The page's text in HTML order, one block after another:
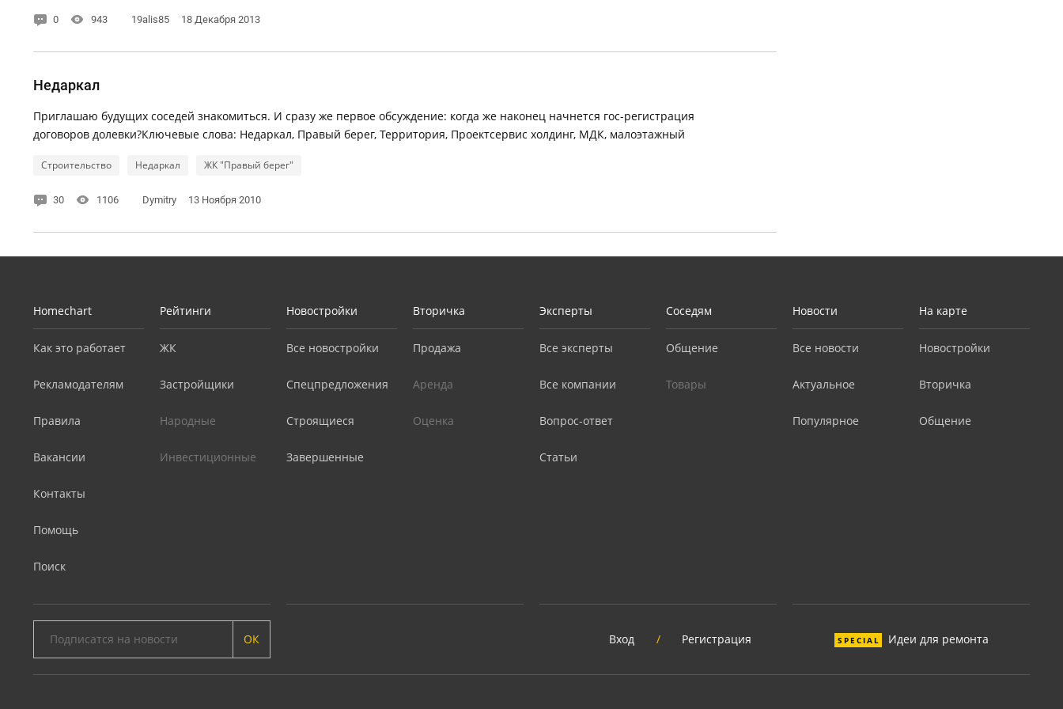
0 943 19alis85 18 Декабря 2013
Недаркал
Приглашаю будущих соседей знакомиться. И сразу же первое обсуждение: когда же наконец начнется гос-регистрация
договоров долевки?Ключевые слова: Недаркал, Правый берег, Территория, Проектсервис холдинг, МДК, малоэтажный
Строительство Недаркал ЖК "Правый берег"
30 1106 Dymitry 13 Ноября 2010
Homechart
Как это работает
Рекламодателям
Правила
Вакансии
Контакты
Помощь
Поиск
Рейтинги
ЖК
Застройщики
Народные
Инвестиционные
Новостройки
Все новостройки
Спецпредложения
Строящиеся
Завершенные
Вторичка
Продажа
Аренда
Оценка
Эксперты
Все эксперты
Все компании
Вопрос-ответ
Статьи
Соседям
Общение
Товары
Новости
Все новости
Актуальное
Популярное
На карте
Новостройки
Вторичка
Общение
ОК Вход / Регистрация SPECIAL Идеи для ремонта